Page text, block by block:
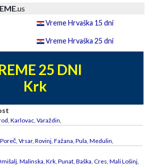
.us
Vreme Hrvaška 15 dni
Vreme Hrvaška 25 dni
25 DNI
Krk
, Karlovac, Varaždin,
Poreč, Vrsar, Rovinj, Fažana, Pula, Medulin,
, Malinska, Krk, Punat, Baška, Cres, Mali Lošinj,